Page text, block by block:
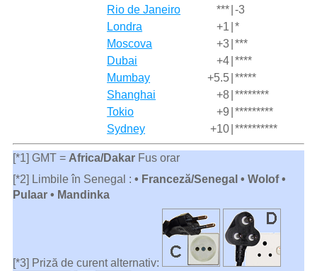
Rio de Janeiro
*** -3
Londra
+1 *
Moscova
+3 ***
Dubai
+4 ****
Mumbay
+5.5 *****
Shanghai
+8 ********
Tokio
+9 *********
Sydney
+10 **********
[*1] GMT = Africa/DakarFus orar
[*2] Limbile în Senegal : • Franceză/Senegal • Wolof •
Pulaar • Mandinka
[*3] Priză de curent alternativ: